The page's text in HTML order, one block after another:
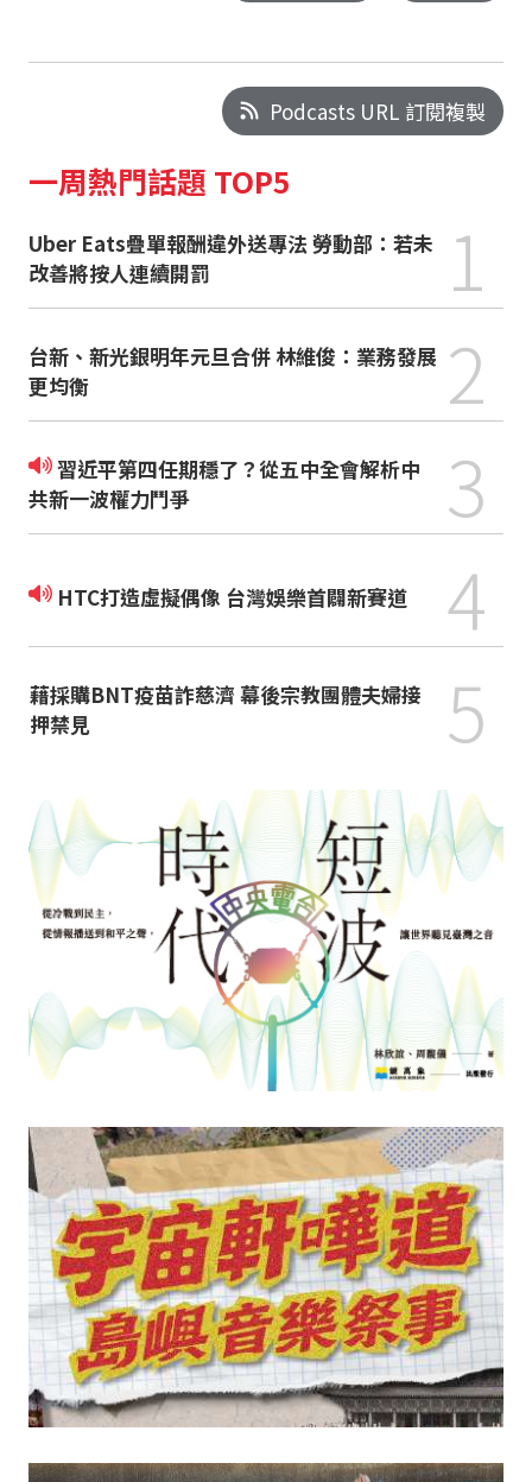
Podcasts URL 訂閱複製
一周熱門話題 TOP5
Uber Eats疊單報酬違外送專法 勞動部：若未
改善將按人連續開罰
1
台新、新光銀明年元旦合併 林維俊：業務發展
更均衡
2
習近平第四任期穩了？從五中全會解析中
共新一波權力鬥爭
3
HTC打造虛擬偶像 台灣娛樂首闢新賽道 4
藉採購BNT疫苗詐慈濟 幕後宗教團體夫婦接
押禁見
5